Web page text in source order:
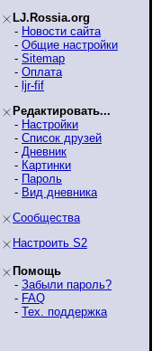
LJ.Rossia.org
- Новости сайта
- Общие настройки
- Sitemap
- Оплата
- ljr-fif
Редактировать...
- Настройки
- Список друзей
- Дневник
- Картинки
- Пароль
- Вид дневника
Сообщества
Настроить S2
Помощь
- Забыли пароль?
- FAQ
- Тех. поддержка